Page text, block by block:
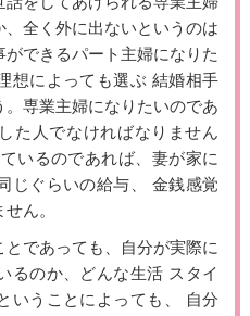
全く外に出ないというのは
できるパート主婦になりた
想によっても選ぶ 結婚相手
専業主婦になりたいのであ
た人でなければなりません
いるのであれば、妻が家に
じぐらいの給与、 金銭感覚
ん。
であっても、自分が実際に
るのか、どんな生活 スタイ
いうことによっても、 自分